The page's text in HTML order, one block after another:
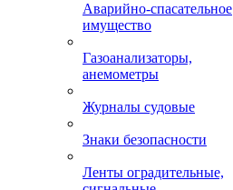
Аварийно-спасательное
имущество
Газоанализаторы,
анемометры
Журналы судовые
Знаки безопасности
Ленты оградительные,